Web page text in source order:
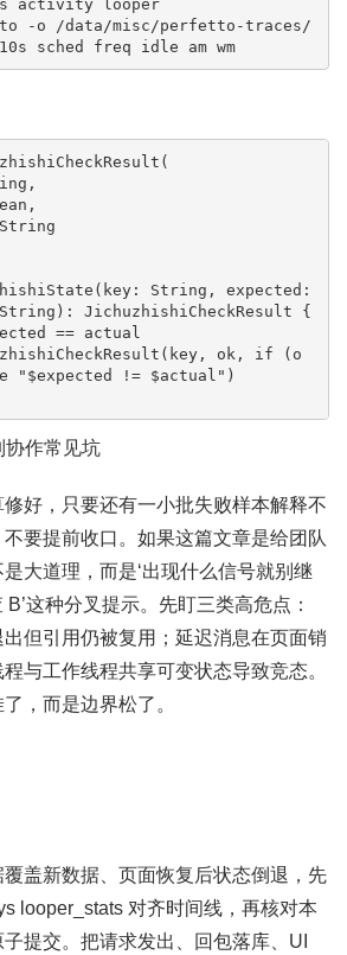
activity looper
-o /data/misc/perfetto-traces/
sched freq idle am wm
String, expected:
JichuzhishiCheckResult {
"$expected != $actual")
协作常见坑
好，只要还有一小批失败样本解释不
要提前收口。如果这篇文章是给团队
大道理，而是‘出现什么信号就别继
这种分叉提示。先盯三类高危点：
但引用仍被复用；延迟消息在页面销
与工作线程共享可变状态导致竞态。
，而是边界松了。
盖新数据、页面恢复后状态倒退，先
looper_stats 对齐时间线，再核对本
提交。把请求发出、回包落库、UI